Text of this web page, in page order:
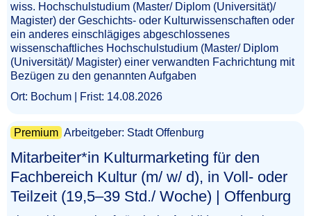
wiss. Hochschulstudium (Master/ Diplom (Universität)/
Magister) der Geschichts- oder Kulturwissenschaften oder
ein anderes einschlägiges abgeschlossenes
wissenschaftliches Hochschulstudium (Master/ Diplom
(Universität)/ Magister) einer verwandten Fachrichtung mit
Bezügen zu den genannten Aufgaben
Ort: Bochum | Frist: 14.08.2026
Premium Arbeitgeber: Stadt Offenburg
Mitarbeiter*in Kulturmarketing für den
Fachbereich Kultur (m/ w/ d), in Voll- oder
Teilzeit (19,5–39 Std./ Woche) | Offenburg​‌‌‌‌​‌​​​‌‌‌‌​​‌‌‌